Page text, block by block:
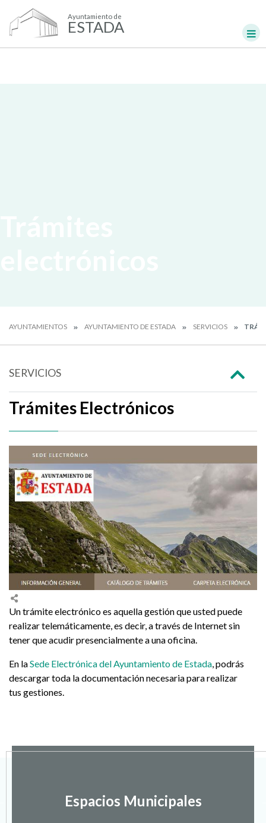
Ayuntamiento de
ESTADA
AYUNTAMIENTOS AYUNTAMIENTO DE ESTADA SERVICIOS
SERVICIOS
Trámites Electrónicos
Un trámite electrónico es aquella gestión que usted puede
realizar telemáticamente, es decir, a través de Internet sin
tener que acudir presencialmente a una oficina.
En laSede Electrónica del Ayuntamiento de Estada , podrás
descargar toda la documentación necesaria para realizar
tus gestiones.
Espacios Municipales